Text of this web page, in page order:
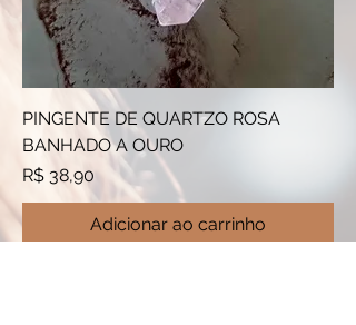
PINGENTE DE QUARTZO ROSA
BANHADO A OURO
Preço
R$ 38,90
Adicionar ao carrinho